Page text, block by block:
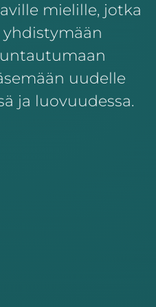
mielille, jotka
uudelle
ja luovuudessa.